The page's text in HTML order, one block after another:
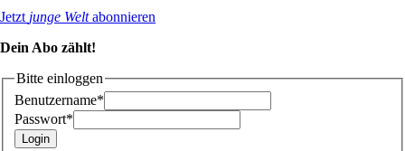
Jetzt junge Weltabonnieren
Dein Abo zählt!
Bitte einloggen
Benutzername*
Passwort*